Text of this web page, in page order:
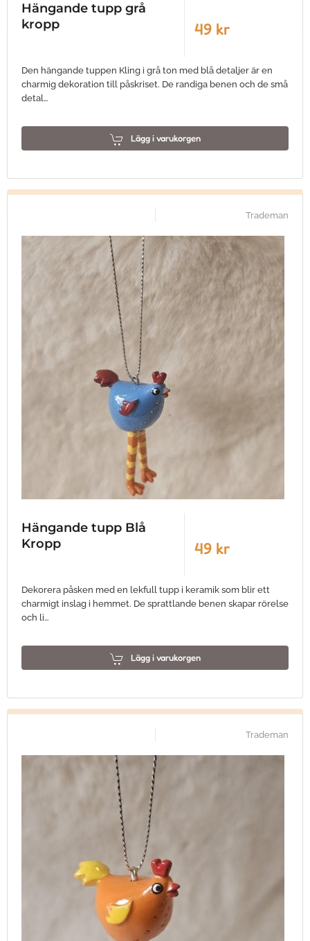
Hängande tupp grå
kropp
49 kr
Den hängande tuppen Kling i grå ton med blå detaljer är en
charmig dekoration till påskriset. De randiga benen och de små
detal…
Lägg i varukorgen
Trademan
Hängande tupp Blå
Kropp
49 kr
Dekorera påsken med en lekfull tupp i keramik som blir ett
charmigt inslag i hemmet. De sprattlande benen skapar rörelse
och li…
Lägg i varukorgen
Trademan